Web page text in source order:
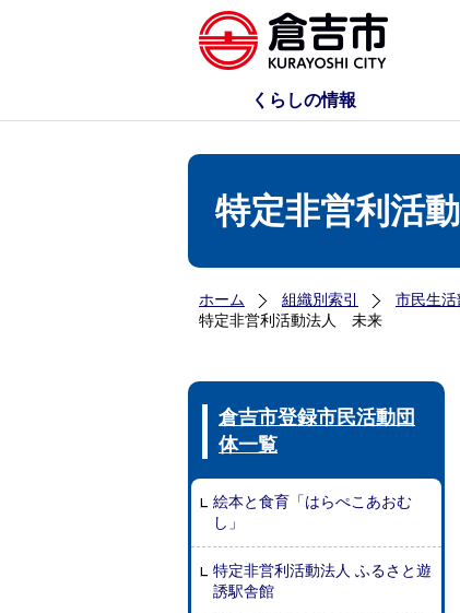
くらしの情報
特定非営利活
ホーム 組織別索引 市民生活
特定非営利活動法人 未来
倉吉市登録市民活動団
体一覧
絵本と食育「はらぺこあおむ
し」
特定非営利活動法人 ふるさと遊
誘駅舎館